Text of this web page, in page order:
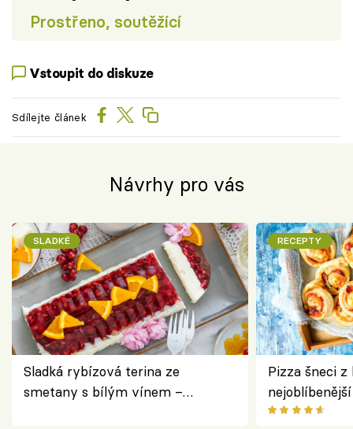
Prostřeno, soutěžící
Vstoupit do diskuze
Sdílejte článek
Návrhy pro vás
SLADKÉ
Sladká rybízová terina ze
smetany s bílým vínem –
RECEPTY
Pizza šneci